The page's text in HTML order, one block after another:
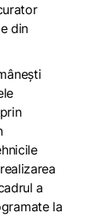
din
a
la